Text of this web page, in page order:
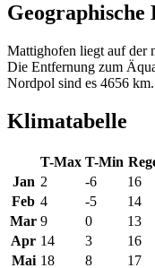
Geographische
Mattighofen liegt auf der
Die Entfernung zum
Nordpol sind es 4656 km.
Klimatabelle
T-Max T-Min
Jan 2 -6 16
Feb 4 -5 14
Mar 9 0 13
Apr 14 3 16
Mai 18 8 17